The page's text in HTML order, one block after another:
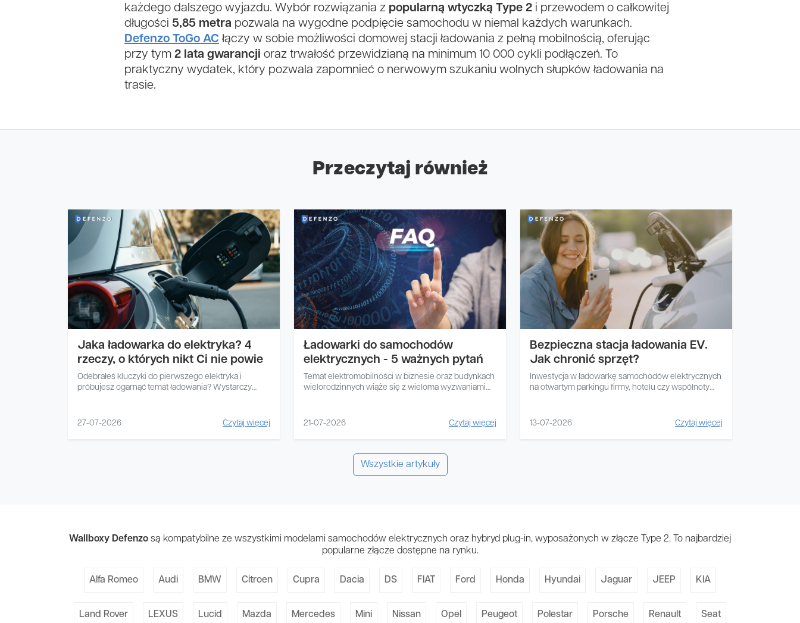
każdego dalszego wyjazdu. Wybór rozwiązania z popularną wtyczką Type 2 i przewodem o całkowitej
długości 5,85 metra pozwala na wygodne podpięcie samochodu w niemal każdych warunkach.
Defenzo ToGo AC łączy w sobie możliwości domowej stacji ładowania z pełną mobilnością, oferując
przy tym 2 lata gwarancji oraz trwałość przewidzianą na minimum 10 000 cykli podłączeń. To
praktyczny wydatek, który pozwala zapomnieć o nerwowym szukaniu wolnych słupków ładowania na
trasie.
Przeczytaj również
Jaka ładowarka do elektryka? 4
rzeczy, o których nikt Ci nie powie
Odebrałeś kluczyki do pierwszego elektryka i
próbujesz ogarnąć temat ładowania? Wystarczy
27-07-2026 Czytaj więcej
Ładowarki do samochodów
elektrycznych - 5 ważnych pytań
Temat elektromobilności w biznesie oraz budynkach
wielorodzinnych wiąże się z wieloma wyzwaniami
21-07-2026 Czytaj więcej
Bezpieczna stacja ładowania EV.
Jak chronić sprzęt?
Inwestycja w ładowarkę samochodów elektrycznych
na otwartym parkingu firmy, hotelu czy wspólnoty
13-07-2026 Czytaj więcej
Wszystkie artykuły
Wallboxy Defenzo są kompatybilne ze wszystkimi modelami samochodów elektrycznych oraz hybryd plug-in, wyposażonych w złącze Type 2. To najbardziej
popularne złącze dostępne na rynku.
Alfa Romeo Audi BMW Citroen Cupra Dacia DS FIAT Ford Honda Hyundai Jaguar JEEP KIA
Land Rover LEXUS Lucid Mazda Mercedes Mini Nissan Opel Peugeot Polestar Porsche Renault Seat